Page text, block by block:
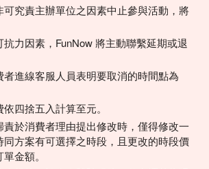
可究責主辦單位之因素中止參與活動，將
力因素，FunNow 將主動聯繫延期或退
者進線客服人員表明要取消的時間點為
四捨五入計算至元。
責於消費者理由提出修改時，僅得修改一
同方案有可選擇之時段，且更改的時段價
金額。